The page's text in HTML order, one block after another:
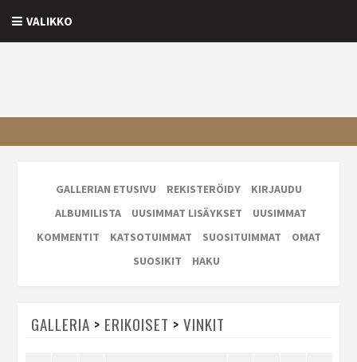
VALIKKO
GALLERIAN ETUSIVU REKISTERÖIDY
KIRJAUDU
ALBUMILISTA
UUSIMMAT LISÄYKSET
UUSIMMAT
KOMMENTIT
KATSOTUIMMAT SUOSITUIMMAT
OMAT
SUOSIKIT
HAKU
GALLERIA > ERIKOISET > VINKIT